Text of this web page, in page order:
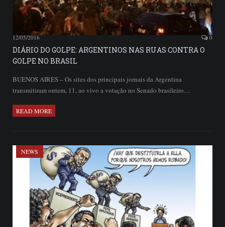
12/05/2016 0
DIÁRIO DO GOLPE: ARGENTINOS NAS RUAS CONTRA O
GOLPE NO BRASIL
BUENOS AIRES – Os sites dos principais jornais da Argentina
transmitiram ontem, 11, ao vivo a votação no Senado brasileiro…
READ MORE
NEWS